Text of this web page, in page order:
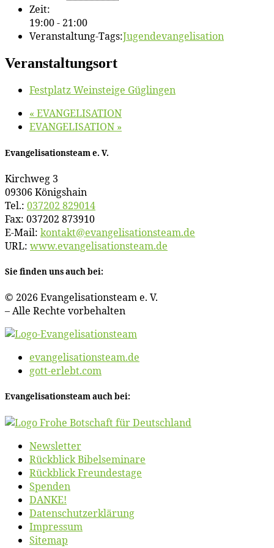
Zeit:
19:00 - 21:00
Veranstaltung-Tags:Jugendevangelisation
Veranstaltungsort
Fest­platz Wein­stei­ge Güglingen
« EVANGELISATION
EVANGELISATION »
Evan­ge­li­sa­ti­ons­team e. V.
Kirch­weg 3
09306 Königshain
Tel.: 037202 829014
Fax: 037202 873910
E‑Mail: kontakt@​evangelisationsteam.​de
URL: www​.evan​ge​li​sa​ti​ons​team​.de
Sie fin­den uns auch bei:
© 2026 Evan­ge­li­sa­ti­ons­team e. V.
– Al­le Rech­te vorbehalten
evangelisationsteam.de
gott-erlebt.com
Evan­ge­li­sa­ti­ons­team auch bei:
News­let­ter
Rück­blick Bibelseminare
Rück­blick Freundestage
Spen­den
DANKE!
Daten­schutz­er­klä­rung
Im­pres­sum
Site­map